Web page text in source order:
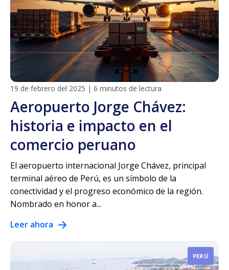
19 de febrero del 2025 | 6 minutos de lectura
Aeropuerto Jorge Chávez:
historia e impacto en el
comercio peruano
El aeropuerto internacional Jorge Chávez, principal
terminal aéreo de Perú, es un símbolo de la
conectividad y el progreso económico de la región.
Nombrado en honor a...
Leer ahora
PERÚ